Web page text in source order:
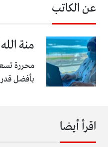
عن الكاتب
منة
محررة
بأفضل
اقرأ أيضا